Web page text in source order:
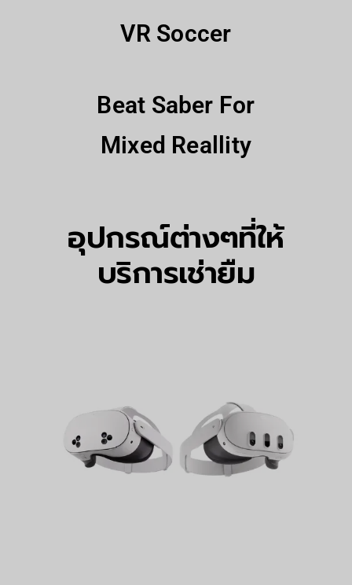
VR Soccer
Beat Saber For
Mixed Reallity
อุปกรณ์ต่างๆที่ให้
บริการเช่ายืม